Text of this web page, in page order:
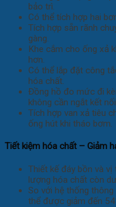
bảo trì.
Có thể tích hợp hai
Tích hợp sẵn rãnh
gàng.
Khe cắm cho ống xả
hơn.
Có thể lắp đặt công
hóa chất.
Đồng hồ đo mức đi
không cần ngắt kết
Tích hợp van xả tiêu
ống hút khi tháo bơm.
Tiết kiệm hóa chất – Giảm
Thiết kế đáy bồn và
lượng hóa chất còn
So với hệ thống
thể được giảm đến